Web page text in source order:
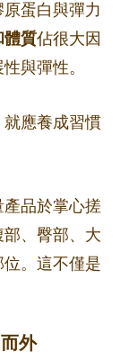
原蛋白與彈力
體質佔很大因
與彈性。
就應養成習慣
品於掌心搓
、臀部、大
。這不僅是
外